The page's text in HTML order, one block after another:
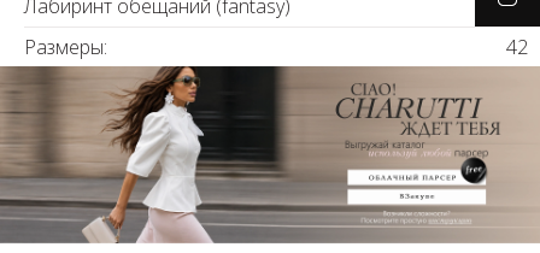
Лабиринт обещаний (fantasy)
Размеры:
42